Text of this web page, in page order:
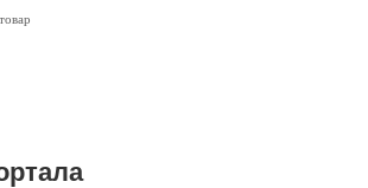
товар